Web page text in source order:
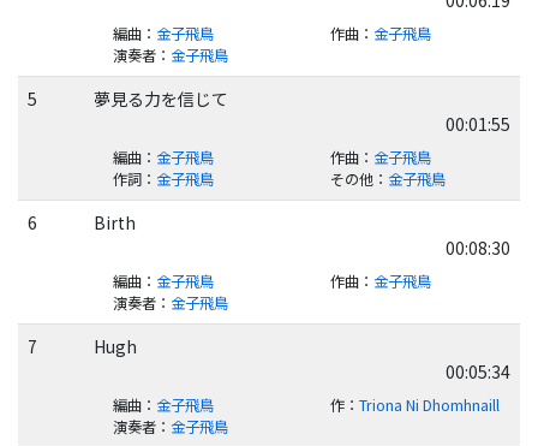
編曲： 金子飛鳥 作曲： 金子飛鳥
演奏者： 金子飛鳥
5
夢見る力を信じて
00:01:55
編曲： 金子飛鳥 作曲： 金子飛鳥
作詞： 金子飛鳥 その他： 金子飛鳥
6
Birth
00:08:30
編曲： 金子飛鳥 作曲： 金子飛鳥
演奏者： 金子飛鳥
7
Hugh
00:05:34
編曲： 金子飛鳥 作： Triona Ni Dhomhnaill
演奏者： 金子飛鳥